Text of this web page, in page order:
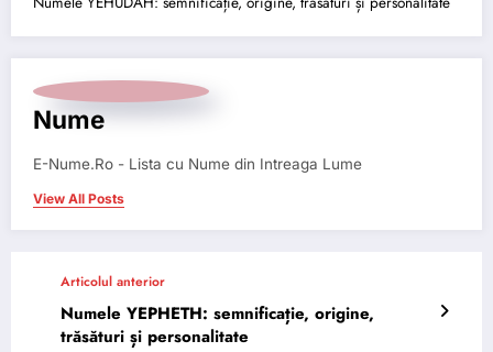
Nume
E-Nume.Ro - Lista cu Nume din Intreaga Lume
View All Posts
Articolul anterior
Numele YEPHETH: semnificație, origine,
trăsături și personalitate